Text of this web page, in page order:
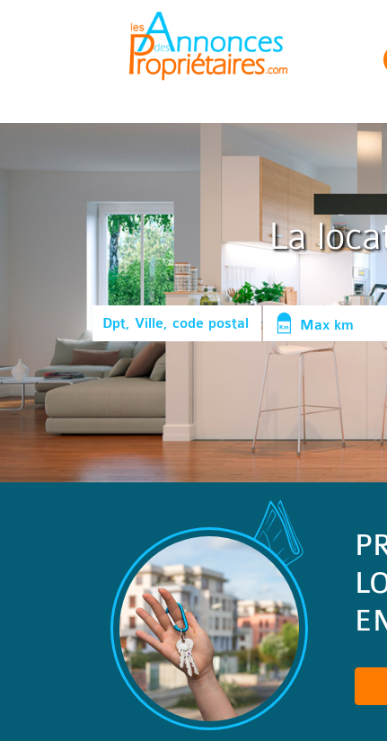
La
Max km